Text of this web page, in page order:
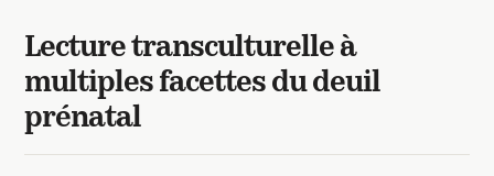
Lecture transculturelle à
multiples facettes du deuil
prénatal